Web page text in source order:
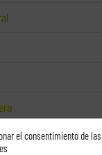
el consentimiento de las